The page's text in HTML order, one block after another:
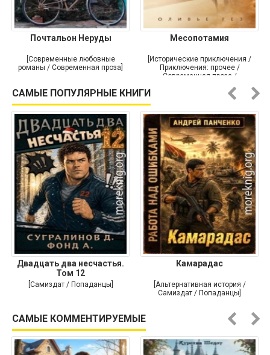
Почтальон Неруды
[Современные любовные
романы / Современная проза]
Месопотамия
[Исторические приключения /
Приключения: прочее /
Современная проза /
САМЫЕ ПОПУЛЯРНЫЕ КНИГИ
Двадцать два несчастья.
Том 12
[Самиздат / Попаданцы]
Камарадас
[Альтернативная история /
Самиздат / Попаданцы]
САМЫЕ КОММЕНТИРУЕМЫЕ